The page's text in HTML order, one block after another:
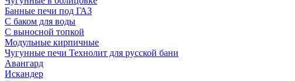
Банные печи под ГАЗ
С баком для воды
С выносной топкой
Модульные кирпичные
Чугунные печи Технолит для русской бани
Авангард
Искандер